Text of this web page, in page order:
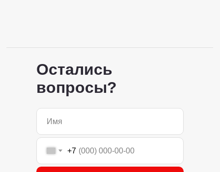
Остались
вопросы?
+7